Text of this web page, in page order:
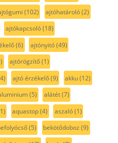
(102) ajtóhatároló(2)
ajtókapcsoló(18)
(6) ajtónyitó(49)
ajtórögzítő(1)
ajtó érzékelő(9) akku(12)
(5) alátét(7)
aquastop(4) aszaló(1)
(5) bekötődoboz (9)